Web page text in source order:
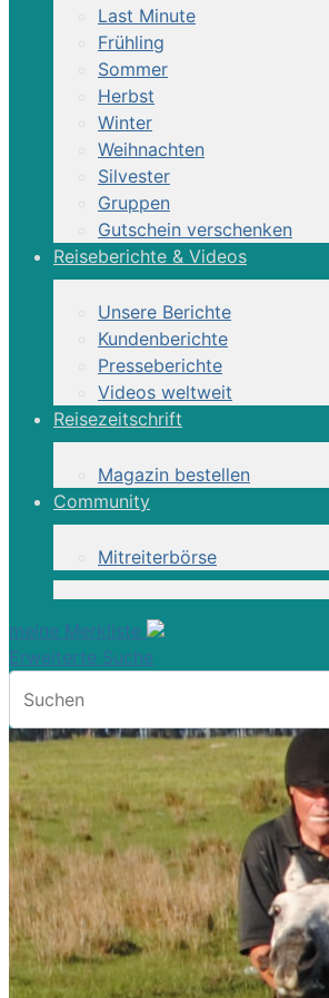
Last Minute
Frühling
Sommer
Herbst
Winter
Weihnachten
Silvester
Gruppen
Gutschein verschenken
Reiseberichte & Videos
Unsere Berichte
Kundenberichte
Presseberichte
Videos weltweit
Reisezeitschrift
Magazin bestellen
Community
Mitreiterbörse
meine Merkliste
Erweiterte Suche